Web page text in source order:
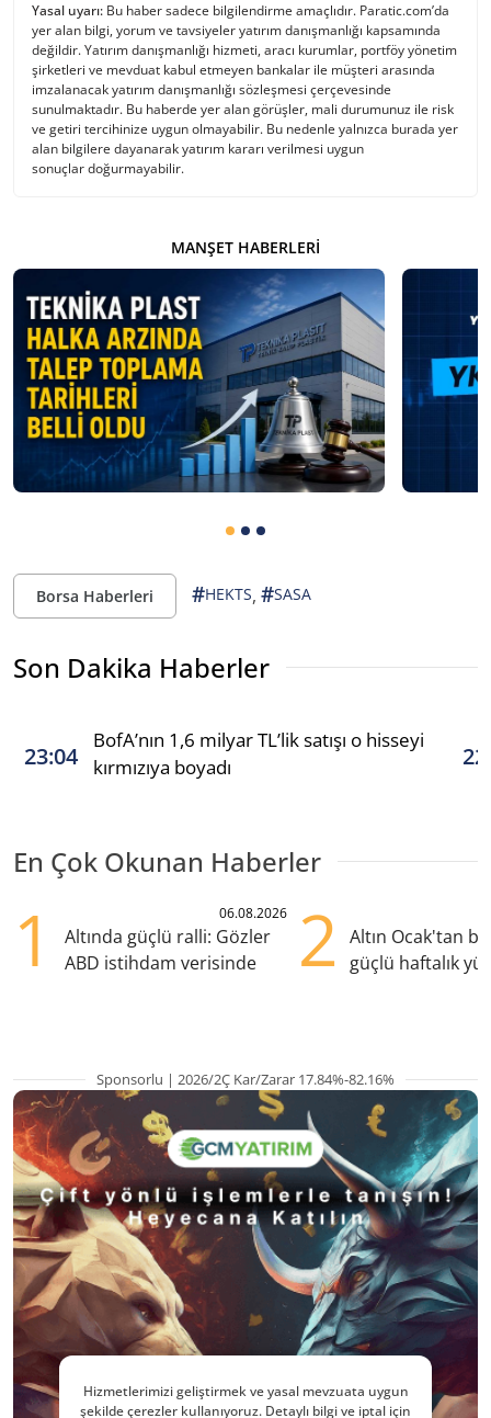
Yasal uyarı: Bu haber sadece bilgilendirme amaçlıdır. Paratic.com’da
yer alan bilgi, yorum ve tavsiyeler yatırım danışmanlığı kapsamında
değildir. Yatırım danışmanlığı hizmeti, aracı kurumlar, portföy yönetim
şirketleri ve mevduat kabul etmeyen bankalar ile müşteri arasında
imzalanacak yatırım danışmanlığı sözleşmesi çerçevesinde
sunulmaktadır. Bu haberde yer alan görüşler, mali durumunuz ile risk
ve getiri tercihinize uygun olmayabilir. Bu nedenle yalnızca burada yer
alan bilgilere dayanarak yatırım kararı verilmesi uygun
sonuçlar doğurmayabilir.
MANŞET HABERLERI
Borsa Haberleri #HEKTS, #SASA
Son Dakika Haberler
23:04
BofA’nın 1,6 milyar TL’lik satışı o hisseyi
kırmızıya boyadı
En Çok Okunan Haberler
1 06.08.2026
Altında güçlü ralli: Gözler
ABD istihdam verisinde
2
Altın Ocak'tan
güçlü haftalık
Sponsorlu | 2026/2Ç Kar/Zarar 17.84%-82.16%
Hizmetlerimizi geliştirmek ve yasal mevzuata uygun
şekilde çerezler kullanıyoruz. Detaylı bilgi ve iptal için